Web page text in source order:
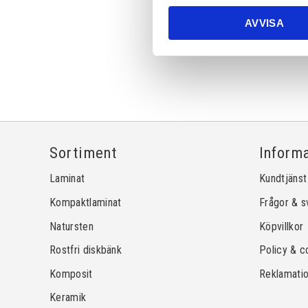
AVVISA
Sortiment
Laminat
Kompaktlaminat
Natursten
Rostfri diskbänk
Komposit
Keramik
Kundtjänst
Frågor &
Köpvillkor
Policy &